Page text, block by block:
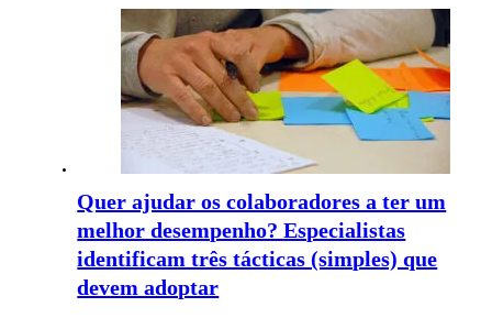
Quer ajudar os colaboradores a ter um
melhor desempenho? Especialistas
identificam três tácticas (simples) que
devem adoptar